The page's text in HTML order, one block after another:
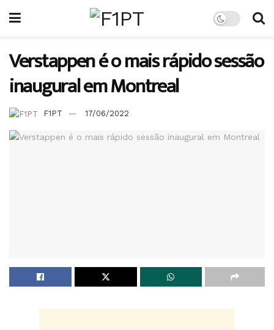
Verstappen é o mais rápido sessão
inaugural em Montreal
F1PT 17/06/2022